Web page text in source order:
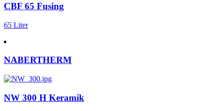
CBF 65 Fusing
65 Liter
NABERTHERM
NW 300 H Keramik